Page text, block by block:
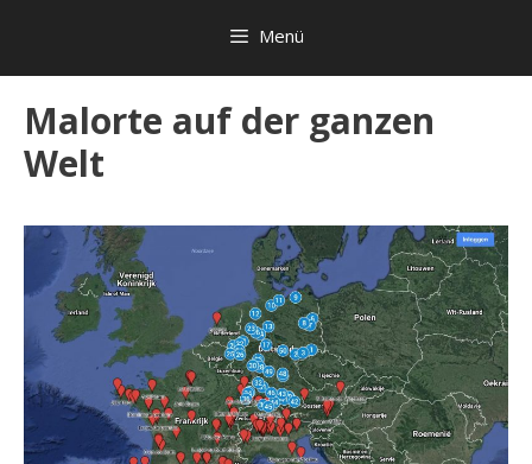
springen
Menü
Malorte auf der ganzen
Welt